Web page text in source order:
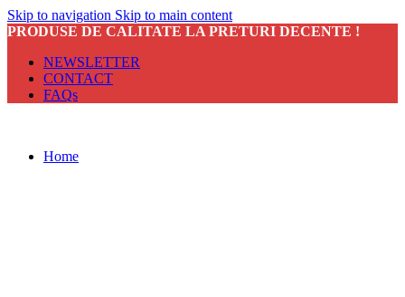
Skip to navigation Skip to main content
PRODUSE DE CALITATE LA PRETURI DECENTE !
NEWSLETTER
CONTACT
FAQs
Home